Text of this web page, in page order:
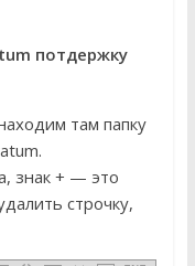
потдержку
там папку
знак + — это
строчку,